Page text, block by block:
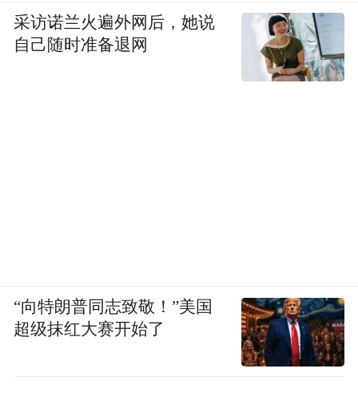
采访诺兰火遍外网后，她说
自己随时准备退网
“向特朗普同志致敬！”美国
超级抹红大赛开始了